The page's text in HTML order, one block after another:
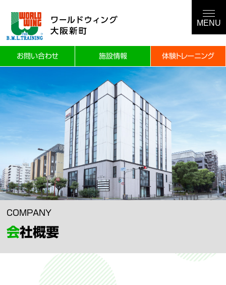
お問い合わせ 施設情報 体験トレーニング
COMPANY
会社概要